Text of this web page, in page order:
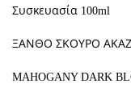
Συσκευασία 100ml
ΞΑΝΘΟ ΣΚΟΥΡΟ
MAHOGANY DARK